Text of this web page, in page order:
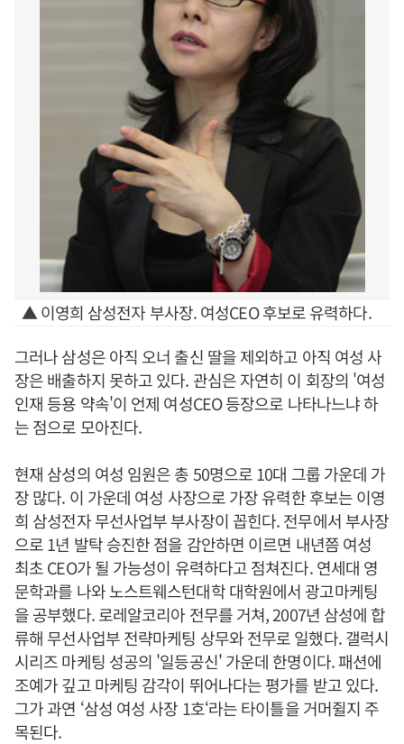
▲ 이영희 삼성전자 부사장. 여성CEO 후보로 유력하다.
그러나 삼성은 아직 오너 출신 딸을 제외하고 아직 여성 사
장은 배출하지 못하고 있다. 관심은 자연히 이 회장의 '여성
인재 등용 약속'이 언제 여성CEO 등장으로 나타나느냐 하
는 점으로 모아진다.
현재 삼성의 여성 임원은 총 50명으로 10대 그룹 가운데 가
장 많다. 이 가운데 여성 사장으로 가장 유력한 후보는 이영
희 삼성전자 무선사업부 부사장이 꼽힌다. 전무에서 부사장
으로 1년 발탁 승진한 점을 감안하면 이르면 내년쯤 여성
최초 CEO가 될 가능성이 유력하다고 점쳐진다. 연세대 영
문학과를 나와 노스트웨스턴대학 대학원에서 광고마케팅
을 공부했다. 로레알코리아 전무를 거쳐, 2007년 삼성에 합
류해 무선사업부 전략마케팅 상무와 전무로 일했다. 갤럭시
시리즈 마케팅 성공의 '일등공신' 가운데 한명이다. 패션에
조예가 깊고 마케팅 감각이 뛰어나다는 평가를 받고 있다.
그가 과연 ‘삼성 여성 사장 1호‘라는 타이틀을 거머쥘지 주
목된다.